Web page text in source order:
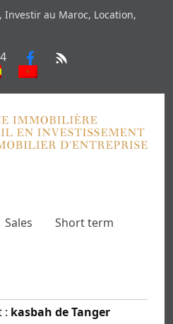
Investir au Maroc, Location,
Sales
Short term
: kasbah de Tanger